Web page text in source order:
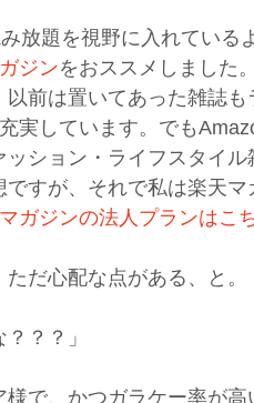
放題を視野に入れている
ジンをおススメしました
前は置いてあった雑誌
実しています。でも
ッション・ライフスタイ
すが、それで私は楽天マ
ガジンの法人プランはこ
だ心配な点がある、と。
？？」
で、かつガラケー率が